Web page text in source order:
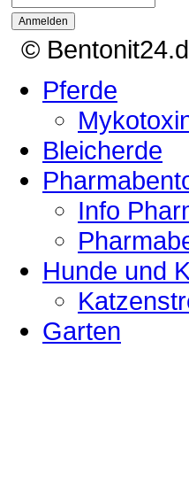
©
Pferde
Bleicherde
Info
Hunde und
Garten